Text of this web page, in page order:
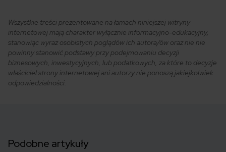
Wszystkie treści prezentowane na łamach niniejszej witryny
internetowej mają charakter wyłącznie informacyjno-edukacyjny,
stanowiąc wyraz osobistych poglądów ich autora/ów oraz nie nie
powinny stanowić podstawy przy podejmowaniu decyzji
biznesowych, inwestycyjnych, lub podatkowych, za które to decyzje
właściciel strony internetowej ani autorzy nie ponoszą jakiejkolwiek
odpowiedzialności.
Podobne artykuły